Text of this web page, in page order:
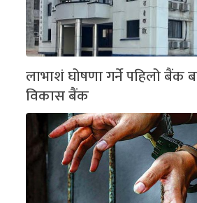
लाभाशं घोषणा गर्ने पहिलो बैंक
विकास बैंक